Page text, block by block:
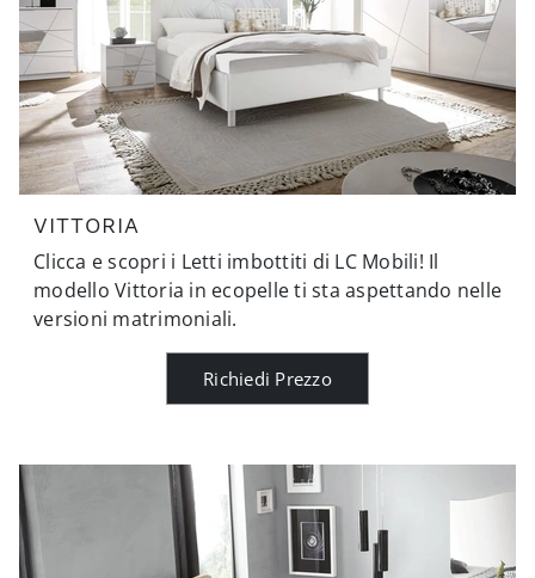
VITTORIA
Clicca e scopri i Letti imbottiti di LC Mobili! Il
modello Vittoria in ecopelle ti sta aspettando nelle
versioni matrimoniali.
Richiedi Prezzo